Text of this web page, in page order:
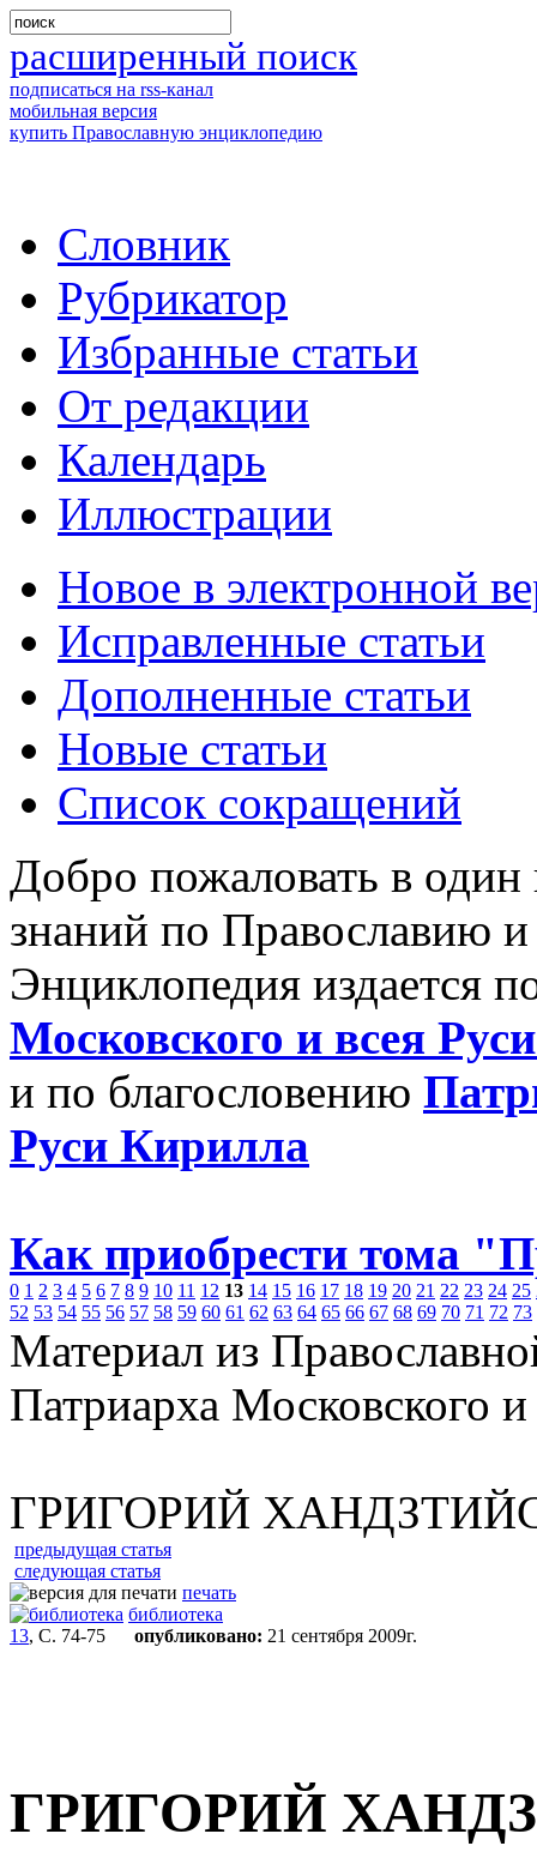
расширенный поиск
подписаться на rss-канал
мобильная версия
купить Православную энциклопедию
Словник
Рубрикатор
Избранные статьи
От редакции
Календарь
Иллюстрации
Новое в электронной
Исправленные статьи
Дополненные статьи
Новые статьи
Список сокращений
Добро пожаловать в
знаний по Православию
Энциклопедия издается
Московского и всея
и по благословению
Руси Кирилла
Как приобрести тома
0 1 2 3 4 5 6 7 8 9 10 11 12 13 14 15 16 17 18 19 20 21 22 23 24 25
52 53 54 55 56 57 58 59 60 61 62 63 64 65 66 67 68 69 70 71 72 73
Материал из
Патриарха Московского
ГРИГОРИЙ
предыдущая статья
следующая статья
печать
библиотека
13, С. 74-75 опубликовано: 21 сентября 2009г.
ГРИГОРИЙ